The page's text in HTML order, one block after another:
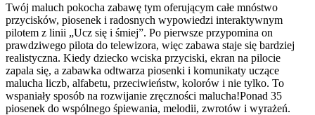
Twój maluch pokocha zabawę tym oferującym całe mnóstwo
przycisków, piosenek i radosnych wypowiedzi interaktywnym
pilotem z linii „Ucz się i śmiej”. Po pierwsze przypomina on
prawdziwego pilota do telewizora, więc zabawa staje się bardziej
realistyczna. Kiedy dziecko wciska przyciski, ekran na pilocie
zapala się, a zabawka odtwarza piosenki i komunikaty uczące
malucha liczb, alfabetu, przeciwieństw, kolorów i nie tylko. To
wspaniały sposób na rozwijanie zręczności malucha!Ponad 35
piosenek do wspólnego śpiewania, melodii, zwrotów i wyrażeń.